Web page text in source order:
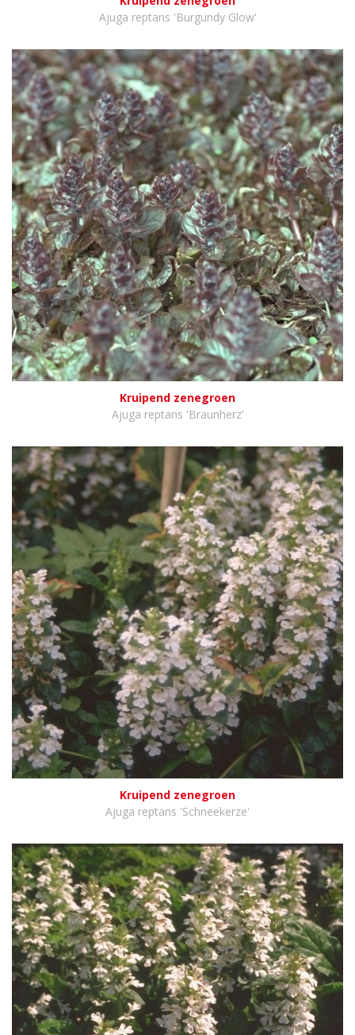
Ajuga reptans 'Burgundy Glow'
Kruipend zenegroen
Ajuga reptans 'Braunherz'
Kruipend zenegroen
Ajuga reptans 'Schneekerze'